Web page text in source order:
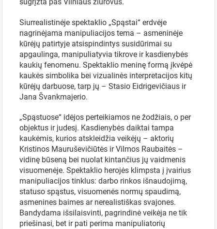
Paieška žemėlapyje
Pasirinkite
periodą
Siurrealistinėje spektaklio „Spąstai“ erdvėje
nagrinėjama manipuliacijos tema – asmeninėje
kūrėjų patirtyje atsispindintys susidūrimai su
apgaulinga, manipuliatyvia tikrove ir kasdienybės
kaukių fenomenu. Spektaklio meninę formą įkvėpė
kaukės simbolika bei vizualinės interpretacijos kitų
kūrėjų darbuose, tarp jų – Stasio Eidrigevičiaus ir
Jana Švankmajerio.
„Spąstuose“ idėjos perteikiamos ne žodžiais, o per
objektus ir judesį. Kasdienybės daiktai tampa
kaukėmis, kurios atskleidžia veikėjų – aktorių
Kristinos Mauruševičiūtės ir Vilmos Raubaitės –
vidinę būseną bei nuolat kintančius jų vaidmenis
visuomenėje. Spektaklio herojės klimpsta į įvairius
manipuliacijos tinklus: darbo rinkos išnaudojimą,
statuso spąstus, visuomenės normų spaudimą,
asmenines baimes ar nerealistiškas svajones.
Bandydama išsilaisvinti, pagrindinė veikėja ne tik
priešinasi, bet ir pati perima manipuliatorių